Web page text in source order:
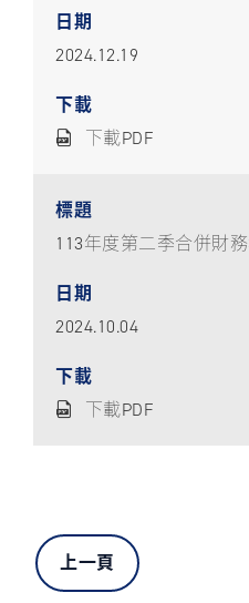
2024.12.19
下載PDF
113年度第二季合併財
2024.10.04
下載PDF
上一頁